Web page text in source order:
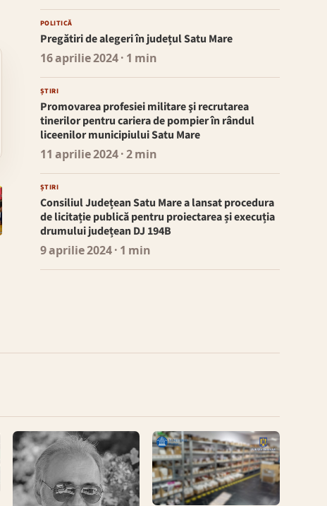
POLITICĂ
Pregătiri de alegeri în județul Satu Mare
16 aprilie 2024· 1 min
ȘTIRI
Promovarea profesiei militare şi recrutarea
tinerilor pentru cariera de pompier în rândul
liceenilor municipiului Satu Mare
11 aprilie 2024· 2 min
ȘTIRI
Consiliul Județean Satu Mare a lansat procedura
de licitație publică pentru proiectarea și execuția
drumului județean DJ 194B
9 aprilie 2024· 1 min